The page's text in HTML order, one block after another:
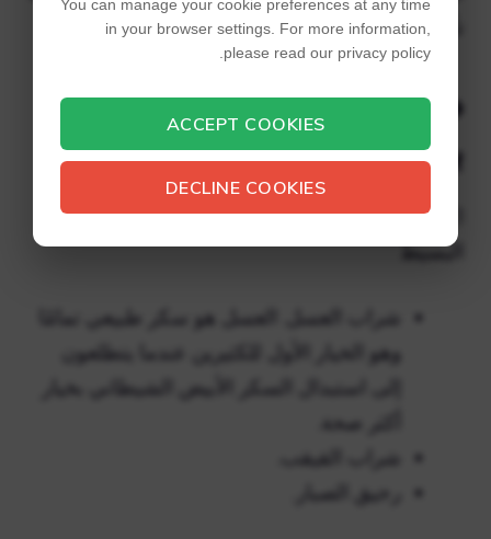
You can manage your cookie preferences at any time
in your browser settings. For more information,
please read our privacy policy.
ACCEPT COOKIES
DECLINE COOKIES
تأثيرها على الصحة.
ما الذي يمكنني استخدامه
بدلاً من الشراب؟
3 خيارات صحية يمكنك استخدامها بدلاً من الشراب
البسيط
شراب العسل. العسل هو سكر طبيعي تمامًا
وهو الخيار الأول للكثيرين عندما يتطلعون
إلى استبدال السكر الأبيض الشيطاني بخيار
أكثر صحة.
شراب القيقب.
رحيق الصبار.